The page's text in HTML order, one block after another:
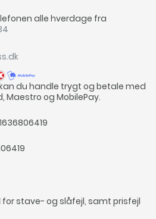
alle hverdage fra
du handle trygt og betale med
Maestro og MobilePay.
stave- og slåfejl, samt prisfejl